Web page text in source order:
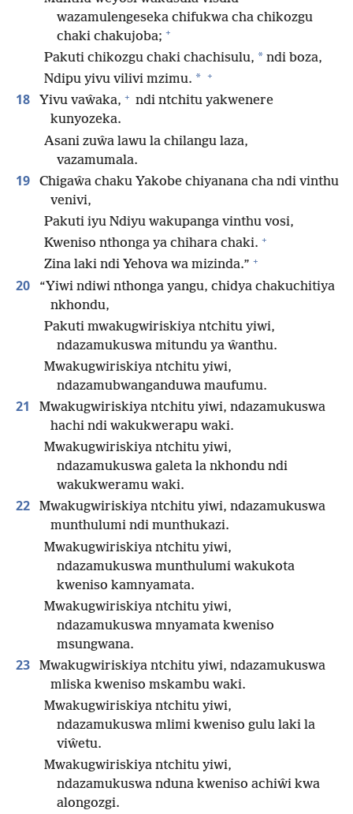
wazamulengeseka chifukwa cha chikozgu
chaki chakujoba; +
Pakuti chikozgu chaki chachisulu, * ndi boza,
Ndipu yivu vilivi mzimu. * +
18 Yivu vaŵaka, + ndi ntchitu yakwenere
kunyozeka.
Asani zuŵa lawu la chilangu laza,
vazamumala.
19
Chigaŵa chaku Yakobe chiyanana cha ndi vinthu
venivi,
Pakuti iyu Ndiyu wakupanga vinthu vosi,
Kweniso nthonga ya chihara chaki. +
Zina laki ndi Yehova wa mizinda.” +
20
“Yiwi ndiwi nthonga yangu, chidya chakuchitiya
nkhondu,
Pakuti mwakugwiriskiya ntchitu yiwi,
ndazamukuswa mitundu ya ŵanthu.
Mwakugwiriskiya ntchitu yiwi,
ndazamubwanganduwa maufumu.
21
Mwakugwiriskiya ntchitu yiwi, ndazamukuswa
hachi ndi wakukwerapu waki.
Mwakugwiriskiya ntchitu yiwi,
ndazamukuswa galeta la nkhondu ndi
wakukweramu waki.
22
Mwakugwiriskiya ntchitu yiwi, ndazamukuswa
munthulumi ndi munthukazi.
Mwakugwiriskiya ntchitu yiwi,
ndazamukuswa munthulumi wakukota
kweniso kamnyamata.
Mwakugwiriskiya ntchitu yiwi,
ndazamukuswa mnyamata kweniso
msungwana.
23
Mwakugwiriskiya ntchitu yiwi, ndazamukuswa
mliska kweniso mskambu waki.
Mwakugwiriskiya ntchitu yiwi,
ndazamukuswa mlimi kweniso gulu laki la
viŵetu.
Mwakugwiriskiya ntchitu yiwi,
ndazamukuswa nduna kweniso achiŵi kwa
alongozgi.